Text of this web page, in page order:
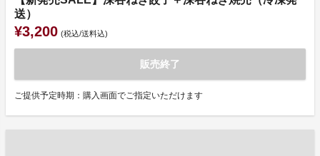
送）
¥3,200 (税込/送料込)
販売終了
ご提供予定時期：購入画面でご指定いただけます